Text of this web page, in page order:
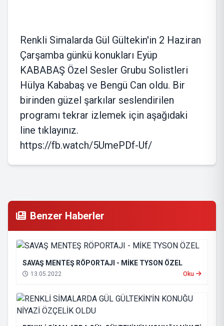
Renkli Simalarda Gül Gültekin'in 2 Haziran
Çarşamba günkü konukları Eyüp
KABABAŞ Özel Sesler Grubu Solistleri
Hülya Kababaş ve Bengü Can oldu. Bir
birinden güzel şarkılar seslendirilen
programı tekrar izlemek için aşağıdaki
line tıklayınız.
https://fb.watch/5UmePDf-Uf/
Benzer Haberler
SAVAŞ MENTEŞ RÖPORTAJI - MİKE TYSON ÖZEL
13.05.2022 Oku